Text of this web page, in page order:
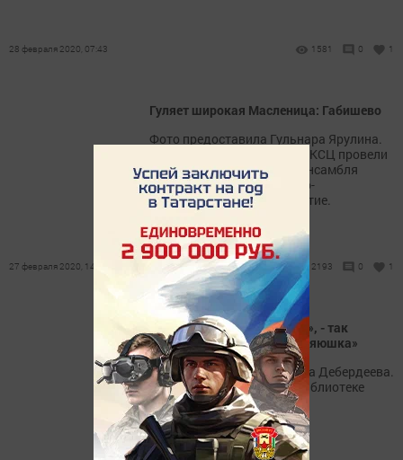
28 февраля 2020, 07:43 1581 0 1
Гуляет широкая Масленица: Габишево
Фото предоставила Гульнара Ярулина.
Сотрудники Габишевского КСЦ провели
для детей фольклорного ансамбля
«Калинка» развлекательно-
познавательное мероприятие.
27 февраля 2020, 14:49 2193 0 1
«Без блина - не масленица», - так
считают члены клуба «Хозяюшка»
Фото предоставила Индира Дебердеева.
В Сокуровской сельской библиотеке
Масленицу встречали.